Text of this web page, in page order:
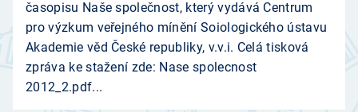
časopisu Naše společnost, který vydává Centrum
pro výzkum veřejného mínění Soiologického ústavu
Akademie věd České republiky, v.v.i. Celá tisková
zpráva ke stažení zde: Nase spolecnost
2012_2.pdf...